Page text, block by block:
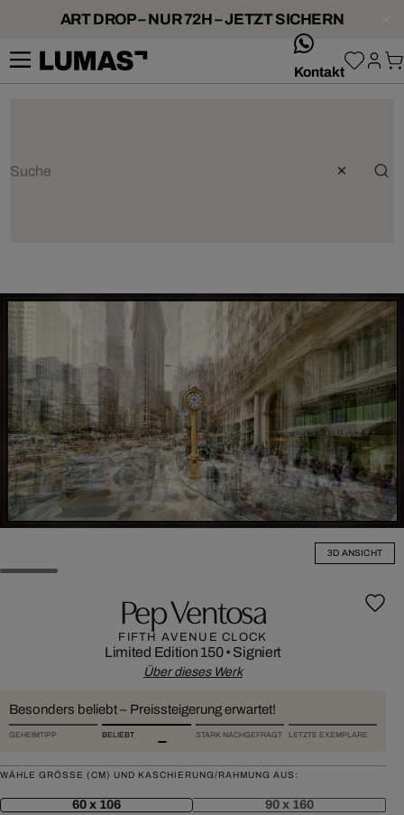
ART DROP – NUR 72H – JETZT SICHERN
Kontakt
3D ANSICHT
Pep Ventosa
FIFTH AVENUE CLOCK
Limited Edition 150• Signiert
Über dieses Werk
Besonders beliebt – Preissteigerung erwartet!
GEHEIMTIPP BELIEBT STARK NACHGEFRAGT LETZTE EXEMPLARE
WÄHLE GRÖSSE (CM) UND KASCHIERUNG/RAHMUNG AUS:
60 x 106 90 x 160